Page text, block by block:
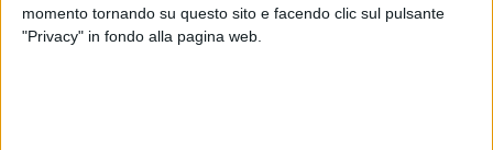
momento tornando su questo sito e facendo clic sul pulsante
"Privacy" in fondo alla pagina web.
A seguito delle indagini, coordinate dalla DDA e condotte